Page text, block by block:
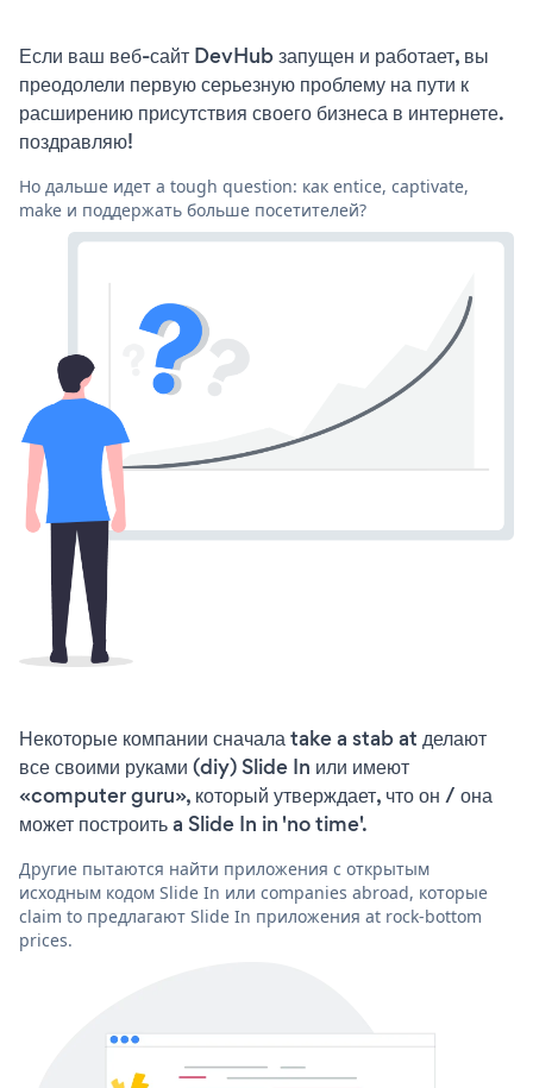
Если ваш веб-сайт DevHub запущен и работает, вы
преодолели первую серьезную проблему на пути к
расширению присутствия своего бизнеса в интернете.
поздравляю!
Но дальше идет a tough question: как entice, captivate,
make и поддержать больше посетителей?
Некоторые компании сначала take a stab at делают
все своими руками (diy) Slide In или имеют
«computer guru», который утверждает, что он / она
может построить a Slide In in 'no time'.
Другие пытаются найти приложения с открытым
исходным кодом Slide In или companies abroad, которые
claim to предлагают Slide In приложения at rock-bottom
prices.